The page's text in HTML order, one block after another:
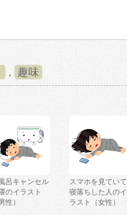
, 趣味
呂キャンセル
のイラスト
性）
スマホを見ていて
寝落ちした人のイ
ラスト（女性）